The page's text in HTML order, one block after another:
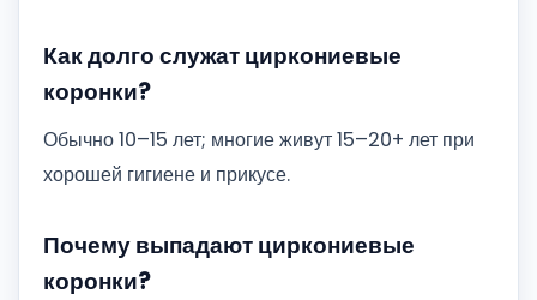
Как долго служат циркониевые
коронки?
Обычно 10–15 лет; многие живут 15–20+ лет при
хорошей гигиене и прикусе.
Почему выпадают циркониевые
коронки?